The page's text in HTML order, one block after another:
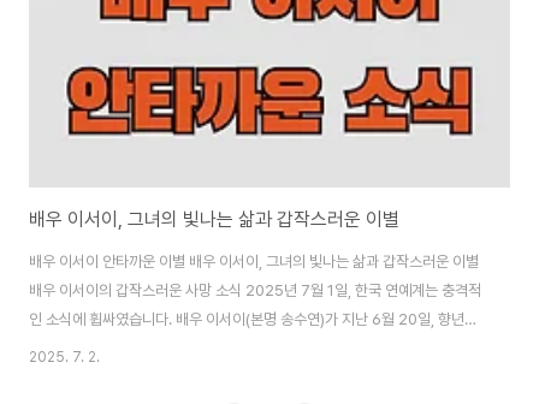
배우 이서이, 그녀의 빛나는 삶과 갑작스러운 이별
배우 이서이 안타까운 이별 배우 이서이, 그녀의 빛나는 삶과 갑작스러운 이별
배우 이서이의 갑작스러운 사망 소식 2025년 7월 1일, 한국 연예계는 충격적
인 소식에 휩싸였습니다. 배우 이서이(본명 송수연)가 지난 6월 20일, 향년
43세의 나이로 세상을 떠났다는 비보가 뒤늦게 전해진 것입니다. 이서이의 매
2025. 7. 2.